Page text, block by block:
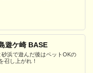
遊ケ崎 BASE
浜で遊んだ後はペットOKの
召し上がれ！